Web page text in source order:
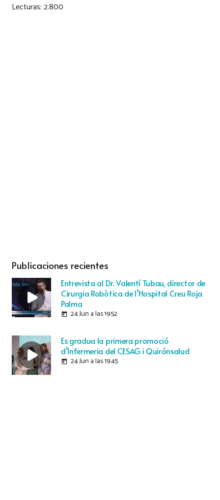
Lecturas:2.800
Publicaciones recientes
Entrevista al Dr. Valentí Tubau, director de
Cirurgia Robòtica de l’Hospital Creu Roja
Palma
today 24 Jun a las 19:52
Es gradua la primera promoció
d’Infermeria del CESAG i Quirónsalud
today 24 Jun a las 19:45